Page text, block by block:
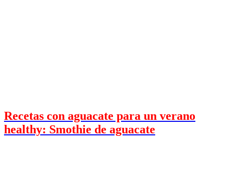
Recetas con aguacate para un verano
healthy: Smothie de aguacate